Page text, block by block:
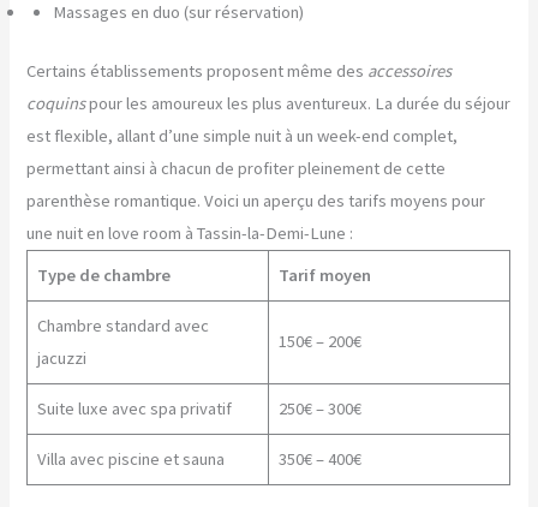
Massages en duo (sur réservation)
Certains établissements proposent même des accessoires
coquinspour les amoureux les plus aventureux. La durée du séjour
est flexible, allant d’une simple nuit à un week-end complet,
permettant ainsi à chacun de profiter pleinement de cette
parenthèse romantique. Voici un aperçu des tarifs moyens pour
une nuit en love room à Tassin-la-Demi-Lune :
Type de chambre
Tarif moyen
Chambre standard avec
jacuzzi
150€ – 200€
Suite luxe avec spa privatif 250€ – 300€
Villa avec piscine et sauna 350€ – 400€